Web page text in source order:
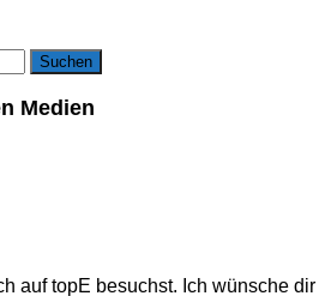
Medien
auf topE besuchst. Ich wünsche dir